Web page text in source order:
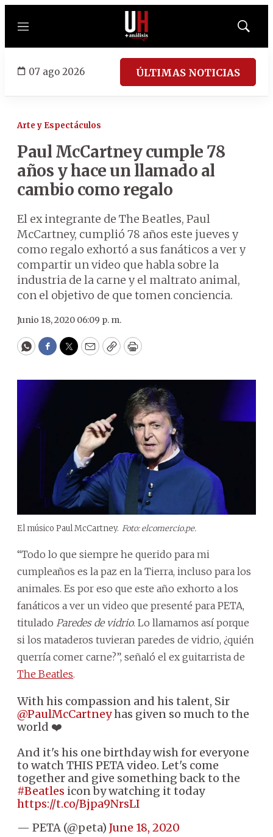
Menú
Mostrar
07 ago 2026 ÚLTIMAS NOTICIAS
Arte y Espectáculos
Paul McCartney cumple 78
años y hace un llamado al
cambio como regalo
El ex integrante de The Beatles, Paul
McCartney, cumplió 78 años este jueves y
como regalo exhortó a sus fanáticos a ver y
compartir un video que habla sobre la
industria de la carne y el maltrato animal,
con el objetivo de que tomen conciencia.
Junio 18, 2020 06:09 p. m.
WhatsApp
Facebook
Twitter
EmailCopyPrint
El músico Paul McCartney. Foto: elcomercio.pe.
“Todo lo que siempre he querido para mi
cumpleaños es la paz en la Tierra, incluso para los
animales. Es por eso que este año exhorto a los
fanáticos a ver un video que presenté para PETA,
titulado Paredes de vidrio. Lo llamamos así porque
si los mataderos tuvieran paredes de vidrio, ¿quién
querría comer carne?”, señaló el ex guitarrista de
The Beatles.
With his compassion and his talent, Sir
@PaulMcCartneyhas given so much to the
world ❤️
And it's his one birthday wish for everyone
to watch THIS PETA video. Let's come
together and give something back to the
#Beatles icon by watching it today
https://t.co/Bjpa9NrsLI
— PETA (@peta) June 18, 2020